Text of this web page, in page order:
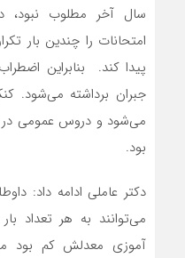
سال آخر مطلوب نبود،
امتحانات را چندین بار
پیدا کند. بنابراین
جبران برداشته
می‌شود و دروس عمومی در
بود.
دکتر عاملی ادامه داد:
می‌توانند به هر تعداد
آموزی معدلش کم بود